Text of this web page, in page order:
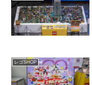
レゴSHOP